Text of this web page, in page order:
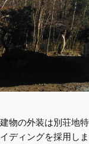
建物の外装は別荘地
イディングを採用し